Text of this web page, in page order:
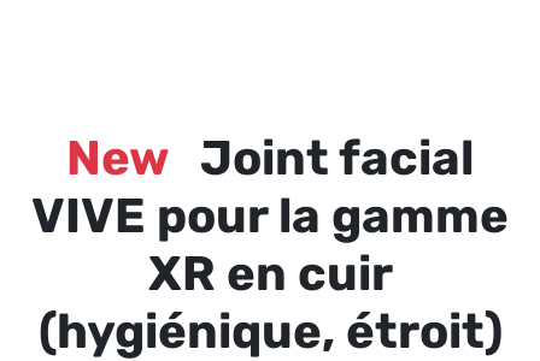
New Joint facial
VIVE pour la gamme
XR en cuir
(hygiénique, étroit)